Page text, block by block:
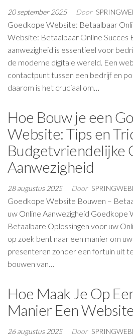
20 september 2025 Door
Goedkope Website: Betaalbaar
Website: Betaalbaar Online Succes
aanwezigheid is essentieel voor
de moderne digitale wereld. Een
contactpunt tussen een bedrijf en
daarom is het cruciaal om…
Hoe Bouw je een
Website: Tips en
Budgetvriendelijke
Aanwezigheid
28 augustus 2025 Door
Goedkope Website Bouwen –
uw Online Aanwezigheid Goedkope
Betaalbare Oplossingen voor uw
op zoek bent naar een manier om
presenteren zonder een fortuin uit
bouwen van…
Hoe Maak Je Op
Manier Een
26 augustus 2025 Door